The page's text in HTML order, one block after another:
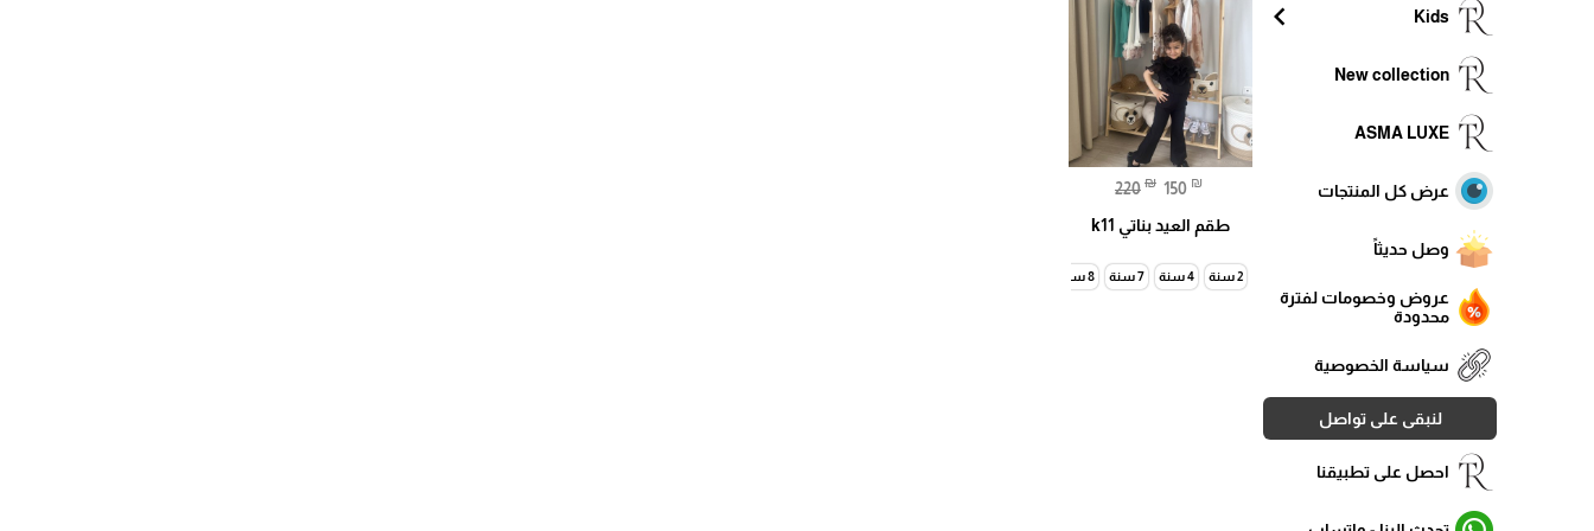
Kids
chevron_left
New collection
ASMA LUXE
عرض كل المنتجات
وصل حديثاً
عروض وخصومات لفترة
محدودة
سياسة الخصوصية
لنبقى على تواصل
احصل على تطبيقنا
220 ₪ 150 ₪
طقم العيد بناتي k11
2 سنة 4 سنة 7 سنة 8 سنة